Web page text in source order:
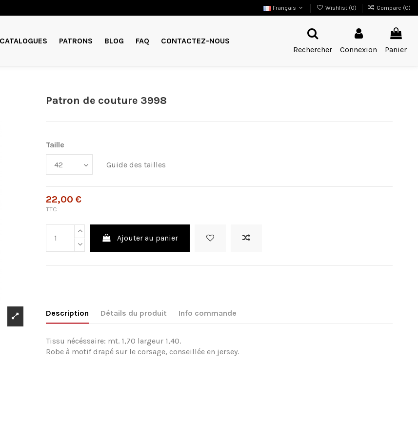
Français Wishlist (0) Compare (0)
CATALOGUES PATRONS BLOG FAQ
CONTACTEZ-NOUS
Rechercher
Connexion Panier
Patron de couture 3998
Taille
Guide des tailles
22,00 €
TTC
Ajouter au panier
Description Détails du produit Info commande
Tissu nécéssaire: mt. 1,70 largeur 1,40.
Robe à motif drapé sur le corsage, conseillée en jersey.